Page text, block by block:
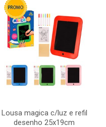
Lousa magica c/luz e refil
desenho 25x19cm